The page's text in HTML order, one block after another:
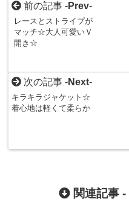
前の記事 -Prev-
レースとストライプが
マッチ☆大人可愛いＶ
開き☆
次の記事 -Next-
キラキラジャケット☆
着心地は軽くて柔らか
関連記事 -